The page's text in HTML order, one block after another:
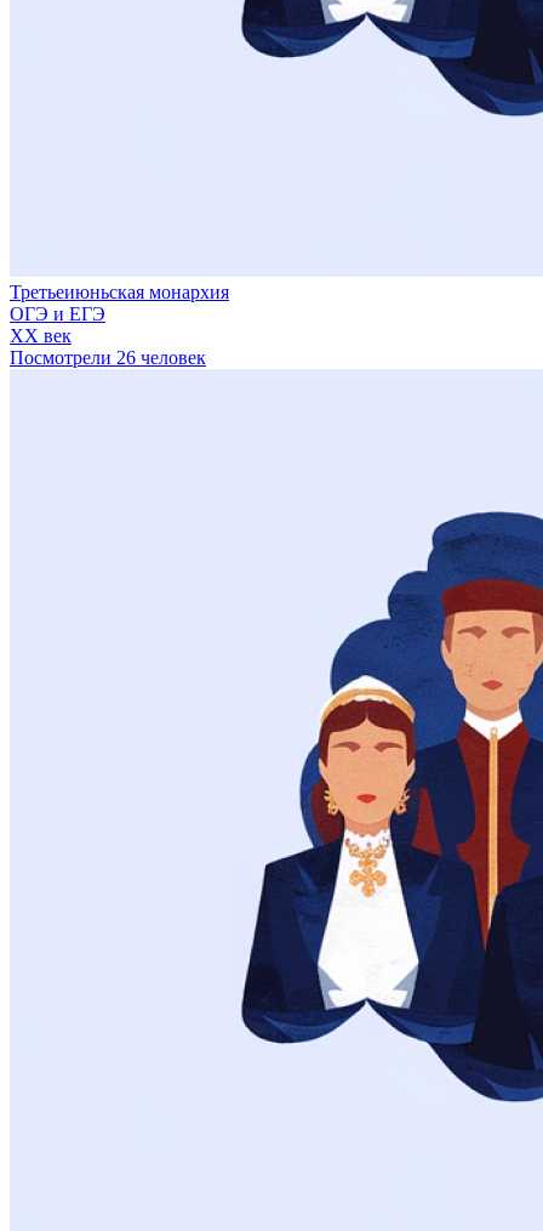
Третьеиюньская монархия
ОГЭ и ЕГЭ
XX век
Посмотрели 26 человек